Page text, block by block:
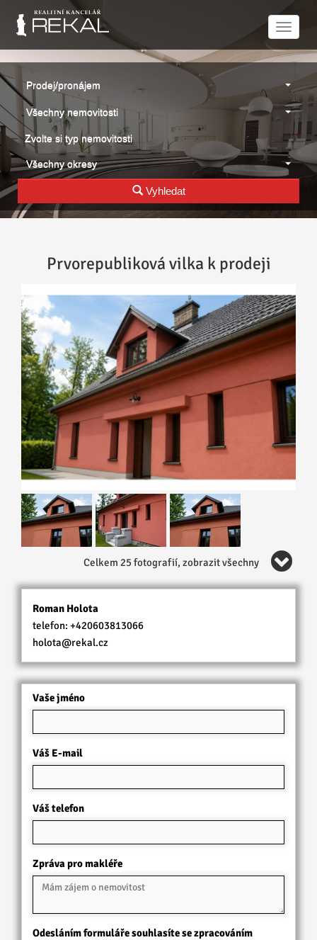
Prodej/pronájem
Všechny nemovitosti
Zvolte si typ nemovitosti
Všechny okresy
Vyhledat
Prvorepubliková vilka k prodeji
Celkem 25 fotografií, zobrazit všechny
Roman Holota
telefon: +420603813066
holota@rekal.cz
Vaše jméno
Váš E-mail
Váš telefon
Zpráva pro makléře
Odesláním formuláře souhlasíte se zpracováním